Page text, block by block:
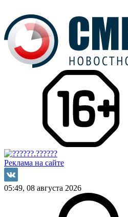
Реклама на сайте
05:49, 08 августа 2026